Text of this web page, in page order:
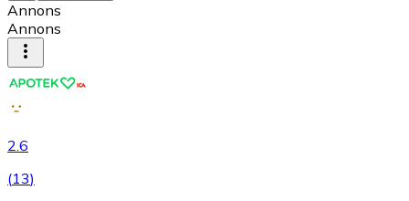
Annons
Annons
2.6
(13)